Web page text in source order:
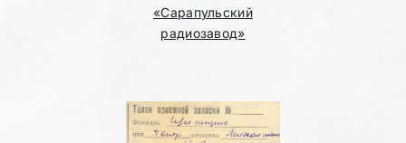
«Сарапульский
радиозавод»